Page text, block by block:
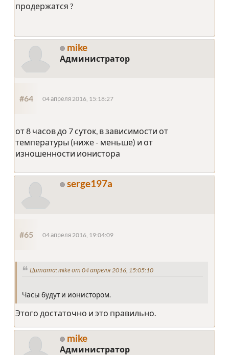
продержатся ?
mike
Администратор
#64 04 апреля 2016, 15:18:27
от 8 часов до 7 суток, в зависимости от
температуры (ниже - меньше) и от
изношенности ионистора
serge197a
#65 04 апреля 2016, 19:04:09
Цитата: mike от 04 апреля 2016, 15:05:10
Часы будут и ионистором.
Этого достаточно и это правильно.
mike
Администратор